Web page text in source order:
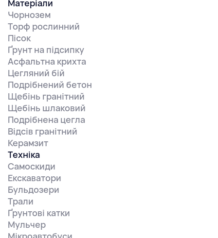
Матеріали
Чорнозем
Торф рослинний
Пісок
Ґрунт на підсипку
Асфальтна крихта
Цегляний бій
Подрібнений бетон
Щебінь гранітний
Щебінь шлаковий
Подрібнена цегла
Відсів гранітний
Керамзит
Техніка
Самоскиди
Екскаватори
Бульдозери
Трали
Ґрунтові катки
Мульчер